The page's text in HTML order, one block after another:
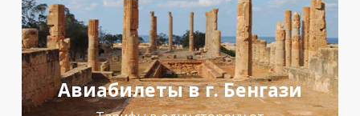
Авиабилеты в г. Бенгази